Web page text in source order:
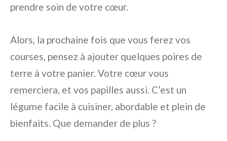
prendre soin de votre cœur.
Alors, la prochaine fois que vous ferez vos
courses, pensez à ajouter quelques poires de
terre à votre panier. Votre cœur vous
remerciera, et vos papilles aussi. C’est un
légume facile à cuisiner, abordable et plein de
bienfaits. Que demander de plus ?